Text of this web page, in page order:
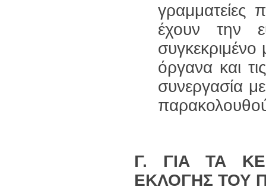
έχουν την
όργανα και
συνεργασία
Γ. ΓΙΑ ΤΑ
ΕΚΛΟΓΗΣ ΤΟΥ